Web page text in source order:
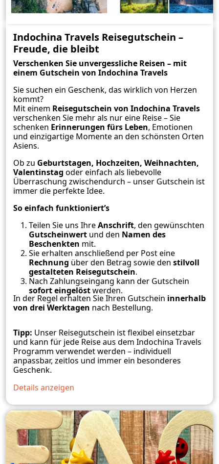
Indochina Travels Reisegutschein –
Freude, die bleibt
Verschenken Sie unvergessliche Reisen – mit
einem Gutschein von Indochina Travels
Sie suchen ein Geschenk, das wirklich von Herzen
kommt?
Mit einem Reisegutschein von Indochina Travels
verschenken Sie mehr als nur eine Reise – Sie
schenken Erinnerungen fürs Leben, Emotionen
und einzigartige Momente an den schönsten Orten
Asiens.
Ob zu Geburtstagen, Hochzeiten, Weihnachten,
Valentinstag oder einfach als liebevolle
Überraschung zwischendurch – unser Gutschein ist
immer die perfekte Idee.
So einfach funktioniert’s
Teilen Sie uns IhreAnschrift , den gewünschten
Gutscheinwert und den Namen des
Beschenkten mit.
Sie erhalten anschließend per Post eine
Rechnung über den Betrag sowie den stilvoll
gestalteten Reisegutschein.
Nach Zahlungseingang kann der Gutschein
sofort eingelöstwerden.
In der Regel erhalten Sie Ihren Gutschein innerhalb
von drei Werktagen nach Bestellung.
Tipp: Unser Reisegutschein ist flexibel einsetzbar
und kann für jede Reise aus dem Indochina Travels
Programm verwendet werden – individuell
anpassbar, zeitlos und immer ein besonderes
Geschenk.
Details anzeigen